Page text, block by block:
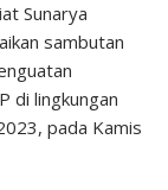
Sunarya
sambutan
di lingkungan
pada Kamis